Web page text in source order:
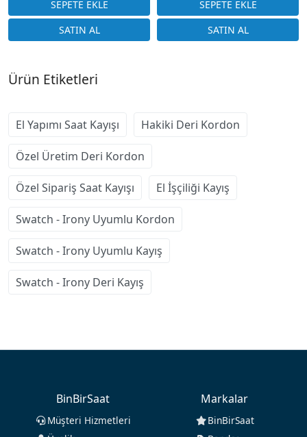
Ürün Etiketleri
El Yapımı Saat Kayışı Hakiki Deri Kordon
Özel Üretim Deri Kordon
Özel Sipariş Saat Kayışı El İşçiliği Kayış
Swatch - Irony Uyumlu Kordon
Swatch - Irony Uyumlu Kayış
Swatch - Irony Deri Kayış
BinBirSaat
Müşteri Hizmetleri
Markalar
BinBirSaat